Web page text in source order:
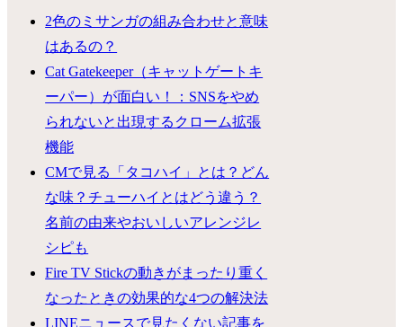
2色のミサンガの組み合わせと意味
はあるの？
Cat Gatekeeper（キャットゲートキ
ーパー）が面白い！：SNSをやめ
られないと出現するクローム拡張
機能
CMで見る「タコハイ」とは？どん
な味？チューハイとはどう違う？
名前の由来やおいしいアレンジレ
シピも
Fire TV Stickの動きがまったり重く
なったときの効果的な4つの解決法
LINEニュースで見たくない記事を